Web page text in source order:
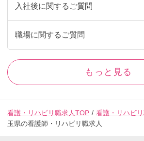
入社後に関するご質問
職場に関するご質問
もっと見る
看護・リハビリ職求人TOP 看護・リハビ
玉県の看護師・リハビリ職求人